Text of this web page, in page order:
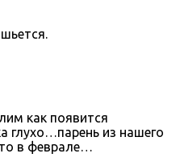
как появится
глухо…парень из нашего
в феврале…